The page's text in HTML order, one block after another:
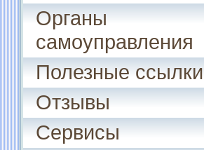
Органы
самоуправления
Полезные ссылки
Отзывы
Сервисы